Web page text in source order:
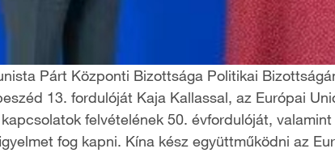
Párt Központi Bizottsága Politikai
13. fordulóját Kaja Kallassal, az Európai
felvételének 50. évfordulóját,
fog kapni. Kína kész együttműködni az